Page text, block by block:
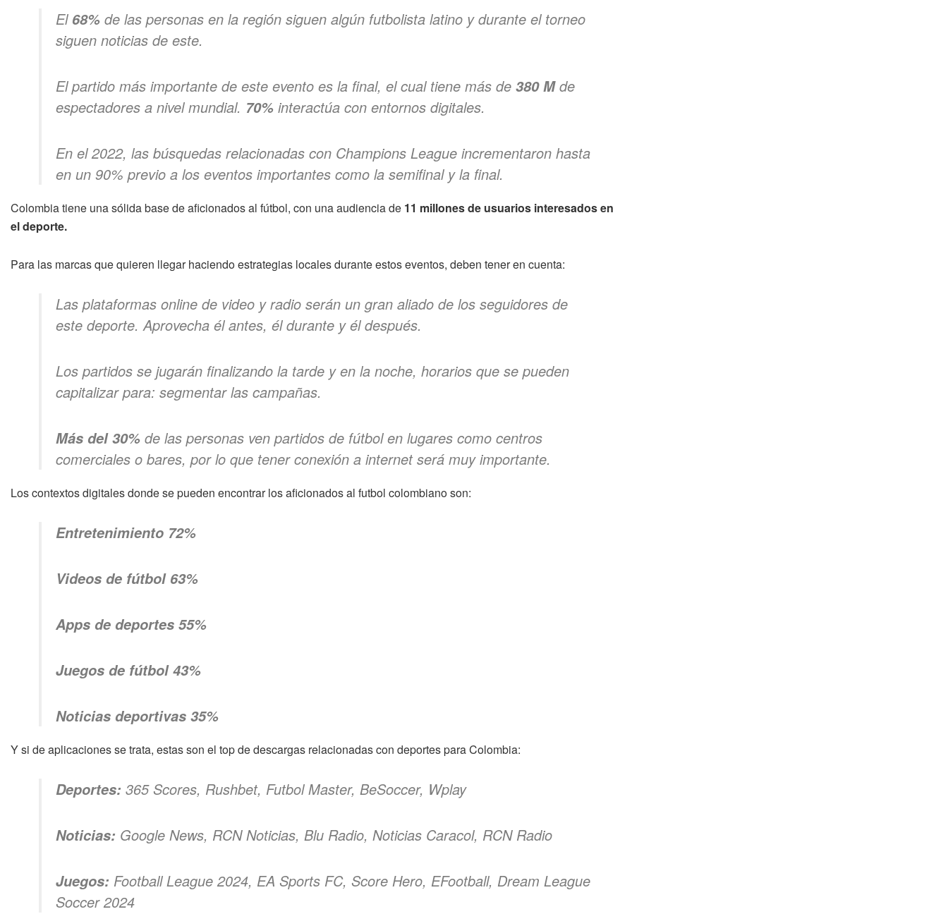
El 68% de las personas en la región siguen algún futbolista latino y durante el torneo
siguen noticias de este.
El partido más importante de este evento es la final, el cual tiene más de 380 Mde
espectadores a nivel mundial. 70% interactúa con entornos digitales.
En el 2022, las búsquedas relacionadas con Champions League incrementaron hasta
en un 90% previo a los eventos importantes como la semifinal y la final.
Colombia tiene una sólida base de aficionados al fútbol, con una audiencia de 11 millones de usuarios interesados en
el deporte.
Para las marcas que quieren llegar haciendo estrategias locales durante estos eventos, deben tener en cuenta:
Las plataformas online de video y radio serán un gran aliado de los seguidores de
este deporte. Aprovecha él antes, él durante y él después.
Los partidos se jugarán finalizando la tarde y en la noche, horarios que se pueden
capitalizar para: segmentar las campañas.
Más del 30% de las personas ven partidos de fútbol en lugares como centros
comerciales o bares, por lo que tener conexión a internet será muy importante.
Los contextos digitales donde se pueden encontrar los aficionados al futbol colombiano son:
Entretenimiento 72%
Videos de fútbol 63%
Apps de deportes 55%
Juegos de fútbol 43%
Noticias deportivas 35%
Y si de aplicaciones se trata, estas son el top de descargas relacionadas con deportes para Colombia:
Deportes: 365 Scores, Rushbet, Futbol Master, BeSoccer, Wplay
Noticias: Google News, RCN Noticias, Blu Radio, Noticias Caracol, RCN Radio
Juegos: Football League 2024, EA Sports FC, Score Hero, EFootball, Dream League
Soccer 2024